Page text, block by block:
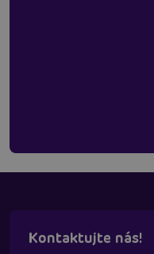
Kontaktujte nás!